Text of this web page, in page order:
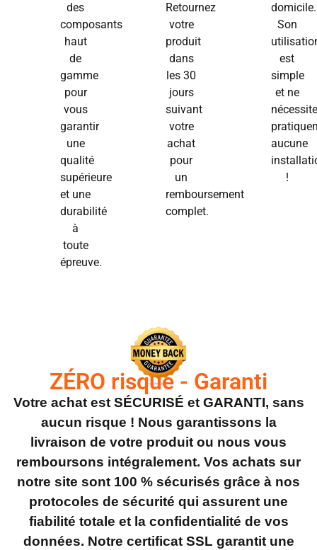
des
composants
haut
de
gamme
pour
vous
garantir
une
qualité
supérieure
et une
durabilité
à
toute
épreuve.
Retournez
votre
produit
dans
les 30
jours
suivant
votre
achat
pour
un
remboursement
complet.
domicile.
Son
est
simple
et ne
aucune
!
ZÉRO risque - Garanti
Votre achat est SÉCURISÉ et GARANTI, sans
aucun risque ! Nous garantissons la
livraison de votre produit ou nous vous
remboursons intégralement. Vos achats sur
notre site sont 100 % sécurisés grâce à nos
protocoles de sécurité qui assurent une
fiabilité totale et la confidentialité de vos
données. Notre certificat SSL garantit une